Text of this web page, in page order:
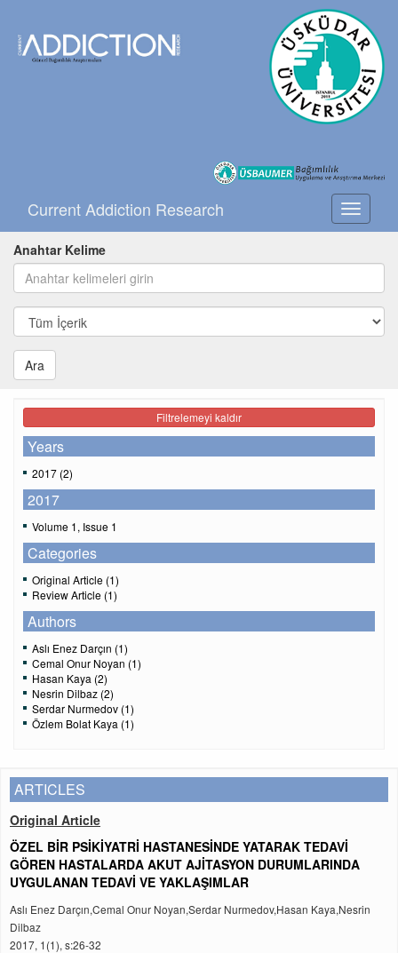
Toggle
Current Addiction Research
Anahtar Kelime
Ara
Filtrelemeyi kaldır
Years
2017 (2)
2017
Volume 1, Issue 1
Categories
Original Article (1)
Review Article (1)
Authors
Aslı Enez Darçın (1)
Cemal Onur Noyan (1)
Hasan Kaya (2)
Nesrin Dilbaz (2)
Serdar Nurmedov (1)
Özlem Bolat Kaya (1)
ARTICLES
Original Article
ÖZEL BİR PSİKİYATRİ HASTANESİNDE YATARAK TEDAVİ
GÖREN HASTALARDA AKUT AJİTASYON DURUMLARINDA
UYGULANAN TEDAVİ VE YAKLAŞIMLAR
Aslı Enez Darçın,Cemal Onur Noyan,Serdar Nurmedov,Hasan Kaya,Nesrin
Dilbaz
2017, 1(1), s:26-32